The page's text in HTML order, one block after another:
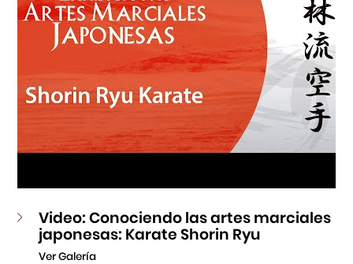
Video: Conociendo las artes marciales
japonesas: Karate Shorin Ryu
Ver Galería